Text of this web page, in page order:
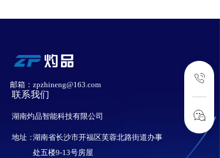
联系我们
湖南灼品智能科技有限公司
地址：
邮箱：zpzhineng@163.com
湖南省长沙市开福区芙蓉北路街道办事
处五楼9-13号房屋